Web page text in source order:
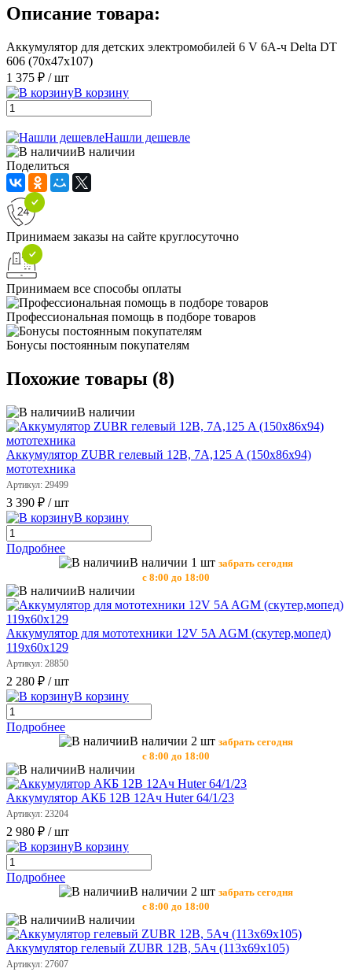
Описание товара:
Аккумулятор для детских электромобилей 6 V 6A-ч Delta DT
606 (70х47х107)
1 375 ₽ / шт
В корзину
Нашли дешевле
В наличии
Поделиться
Принимаем заказы на сайте круглосуточно
Принимаем все способы оплаты
Профессиональная помощь в подборе товаров
Бонусы постоянным покупателям
Похожие товары (8)
В наличии
Аккумулятор ZUBR гелевый 12В, 7А,125 A (150х86х94)
мототехника
Артикул: 29499
3 390 ₽ / шт
В корзину
Подробнее
В наличии 1 шт забрать сегодня
с 8:00 до 18:00
В наличии
Аккумулятор для мототехники 12V 5A AGM (скутер,мопед)
119х60х129
Артикул: 28850
2 280 ₽ / шт
В корзину
Подробнее
В наличии 2 шт забрать сегодня
с 8:00 до 18:00
В наличии
Аккумулятор АКБ 12В 12Ач Huter 64/1/23
Артикул: 23204
2 980 ₽ / шт
В корзину
Подробнее
В наличии 2 шт забрать сегодня
с 8:00 до 18:00
В наличии
Аккумулятор гелевый ZUBR 12В, 5Ач (113х69х105)
Артикул: 27607